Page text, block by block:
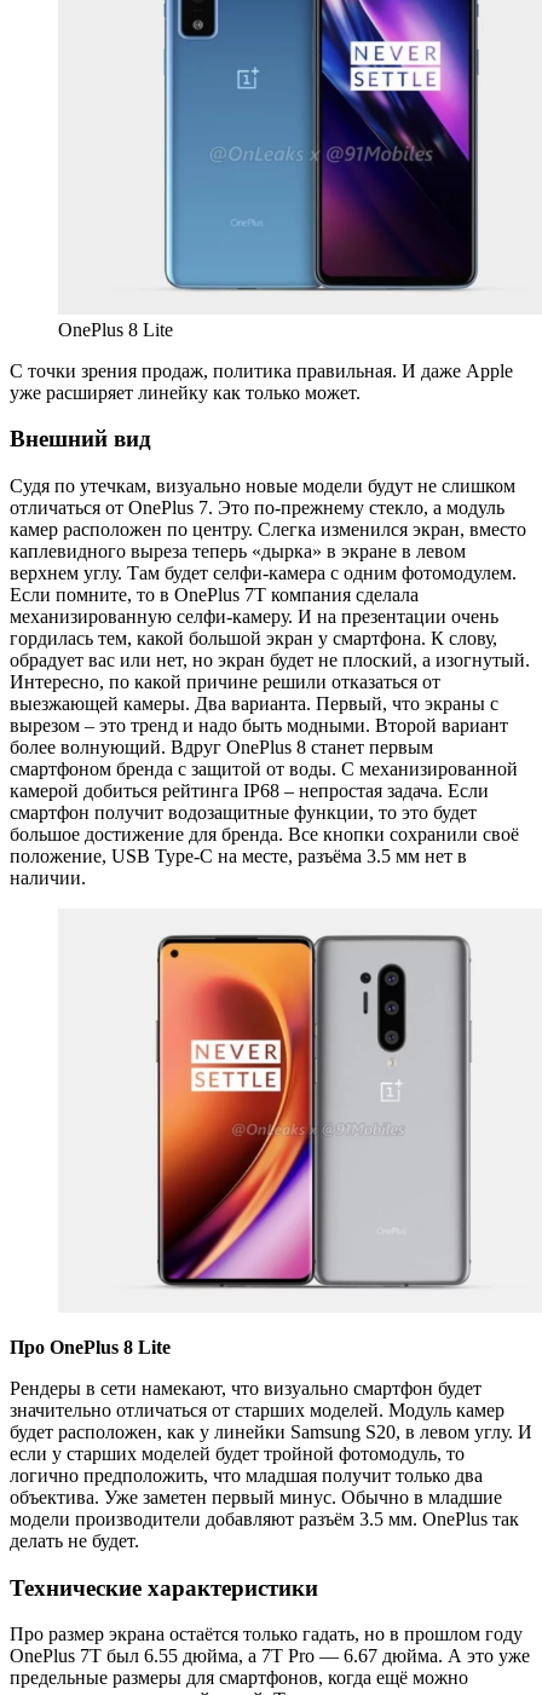
OnePlus 8 Lite
С точки зрения продаж, политика правильная. И даже Apple
уже расширяет линейку как только может.
Внешний вид
Судя по утечкам, визуально новые модели будут не слишком
отличаться от OnePlus 7. Это по-прежнему стекло, а модуль
камер расположен по центру. Слегка изменился экран, вместо
каплевидного выреза теперь «дырка» в экране в левом
верхнем углу. Там будет селфи-камера с одним фотомодулем.
Если помните, то в OnePlus 7T компания сделала
механизированную селфи-камеру. И на презентации очень
гордилась тем, какой большой экран у смартфона. К слову,
обрадует вас или нет, но экран будет не плоский, а изогнутый.
Интересно, по какой причине решили отказаться от
выезжающей камеры. Два варианта. Первый, что экраны с
вырезом – это тренд и надо быть модными. Второй вариант
более волнующий. Вдруг OnePlus 8 станет первым
смартфоном бренда с защитой от воды. С механизированной
камерой добиться рейтинга IP68 – непростая задача. Если
смартфон получит водозащитные функции, то это будет
большое достижение для бренда. Все кнопки сохранили своё
положение, USB Type-C на месте, разъёма 3.5 мм нет в
наличии.
Про OnePlus 8 Lite
Рендеры в сети намекают, что визуально смартфон будет
значительно отличаться от старших моделей. Модуль камер
будет расположен, как у линейки Samsung S20, в левом углу. И
если у старших моделей будет тройной фотомодуль, то
логично предположить, что младшая получит только два
объектива. Уже заметен первый минус. Обычно в младшие
модели производители добавляют разъём 3.5 мм. OnePlus так
делать не будет.
Технические характеристики
Про размер экрана остаётся только гадать, но в прошлом году
OnePlus 7T был 6.55 дюйма, а 7Т Pro — 6.67 дюйма. А это уже
предельные размеры для смартфонов, когда ещё можно